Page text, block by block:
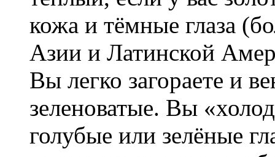
кожа и тёмные глаза
Азии и Латинской
Вы легко загораете и
зеленоватые. Вы
голубые или зелёные